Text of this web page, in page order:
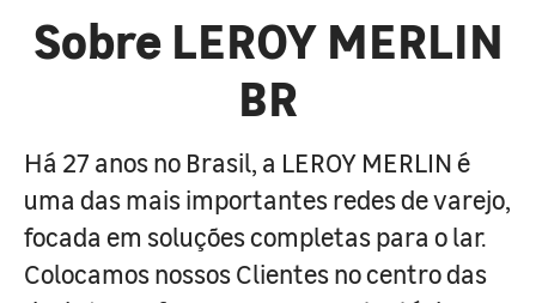
Sobre LEROY MERLIN
BR
Há 27 anos no Brasil, a LEROY MERLIN é
uma das mais importantes redes de varejo,
focada em soluções completas para o lar.
Colocamos nossos Clientes no centro das